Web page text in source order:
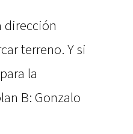
dirección
terreno. Y si
la
B: Gonzalo